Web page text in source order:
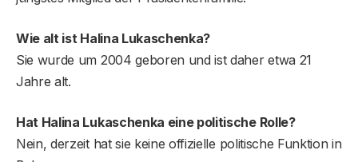
Wie alt ist Halina Lukaschenka?
Sie wurde um 2004 geboren und ist daher etwa 21
Jahre alt.
Hat Halina Lukaschenka eine politische Rolle?
Nein, derzeit hat sie keine offizielle politische Funktion in